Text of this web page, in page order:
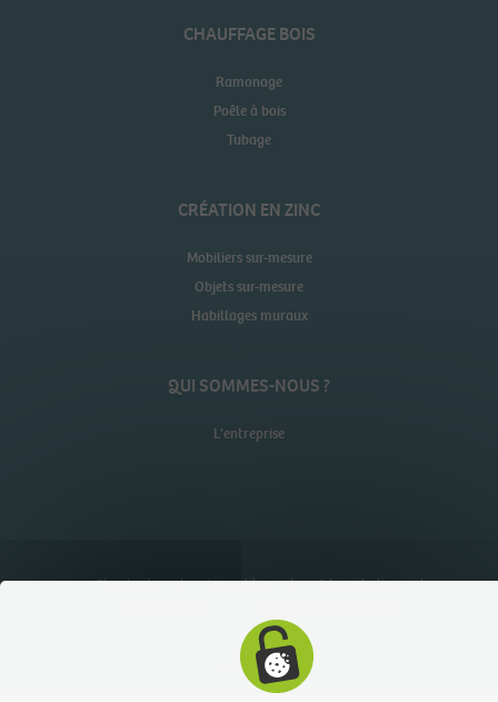
CHAUFFAGE BOIS
Ramonage
Poêle à bois
Tubage
CRÉATION EN ZINC
Mobiliers sur-mesure
Objets sur-mesure
Habillages muraux
QUI SOMMES-NOUS ?
L’entreprise
Plan du site Liens utiles
Administration
C-toucom web